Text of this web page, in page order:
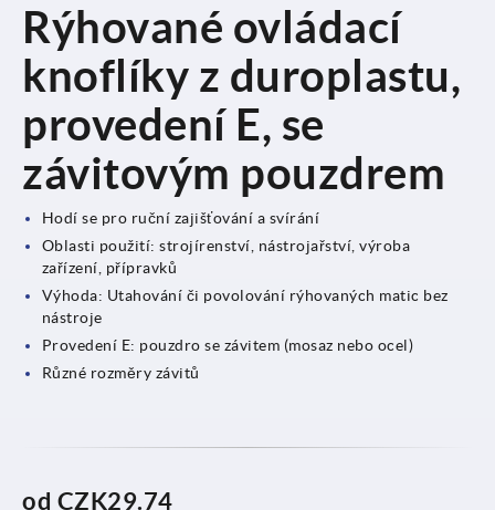
Rýhované ovládací
knoflíky z duroplastu,
provedení E, se
závitovým pouzdrem
Hodí se pro ruční zajišťování a svírání
Oblasti použití: strojírenství, nástrojařství, výroba
zařízení, přípravků
Výhoda: Utahování či povolování rýhovaných matic bez
nástroje
Provedení E: pouzdro se závitem (mosaz nebo ocel)
Různé rozměry závitů
od CZK29.74